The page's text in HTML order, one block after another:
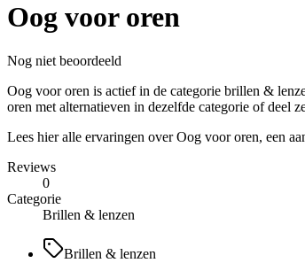
Oog voor oren
Nog niet beoordeeld
Oog voor oren is actief in de categorie brillen &
oren met alternatieven in dezelfde categorie of deel
Lees hier alle ervaringen over Oog voor oren, een
Reviews
0
Categorie
Brillen & lenzen
Brillen & lenzen